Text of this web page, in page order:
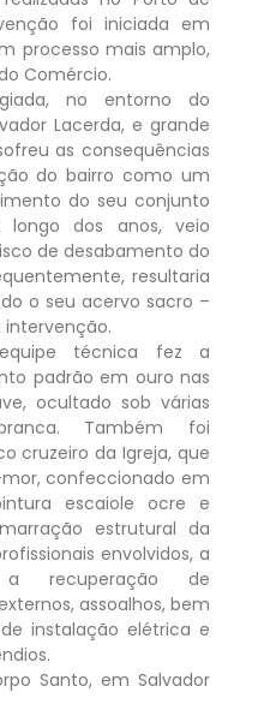
foi iniciada em
processo mais amplo,
Comércio.
no entorno do
Lacerda, e grande
as consequências
do bairro como um
do seu conjunto
longo dos anos, veio
de desabamento do
resultaria
o seu acervo sacro –
intervenção.
técnica fez a
padrão em ouro nas
ocultado sob várias
Também foi
cruzeiro da Igreja, que
confeccionado em
escaiole ocre e
estrutural da
envolvidos, a
recuperação de
assoalhos, bem
instalação elétrica e